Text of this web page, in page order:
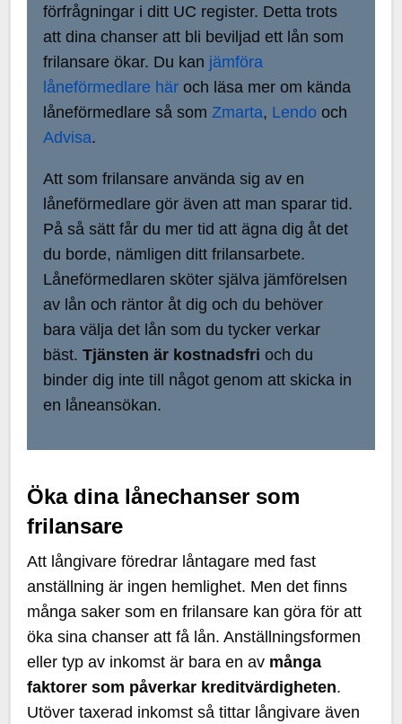
förfrågningar i ditt UC register. Detta trots
att dina chanser att bli beviljad ett lån som
frilansare ökar. Du kan jämföra
låneförmedlare här och läsa mer om kända
låneförmedlare så somZmarta, Lendo och
Advisa.
Att som frilansare använda sig av en
låneförmedlare gör även att man sparar tid.
På så sätt får du mer tid att ägna dig åt det
du borde, nämligen ditt frilansarbete.
Låneförmedlaren sköter själva jämförelsen
av lån och räntor åt dig och du behöver
bara välja det lån som du tycker verkar
bäst.Tjänsten är kostnadsfri och du
binder dig inte till något genom att skicka in
en låneansökan.
Öka dina lånechanser som
frilansare
Att långivare föredrar låntagare med fast
anställning är ingen hemlighet. Men det finns
många saker som en frilansare kan göra för att
öka sina chanser att få lån. Anställningsformen
eller typ av inkomst är bara en av många
faktorer som påverkar kreditvärdigheten.
Utöver taxerad inkomst så tittar långivare även